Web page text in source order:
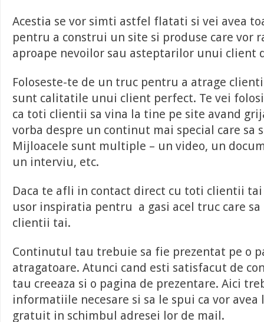
Acestia se vor simti astfel flatati si vei avea
pentru a construi un site si produse care vor
aproape nevoilor sau asteptarilor unui client
Foloseste-te de un truc pentru a atrage
sunt calitatile unui client perfect. Te vei
ca toti clientii sa vina la tine pe site avand
vorba despre un continut mai special care sa
Mijloacele sunt multiple – un video, un
un interviu, etc.
Daca te afli in contact direct cu toti clientii tai
usor inspiratia pentru a gasi acel truc care sa
clientii tai.
Continutul tau trebuie sa fie prezentat pe o
atragatoare. Atunci cand esti satisfacut de
tau creeaza si o pagina de prezentare. Aici
informatiile necesare si sa le spui ca vor
gratuit in schimbul adresei lor de mail.